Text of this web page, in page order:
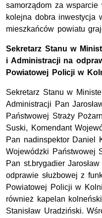
samorządom za
kolejna dobra inwestycja
mieszkańców powiatu
Sekretarz Stanu w
i Administracji na
Powiatowej Policji w
Sekretarz Stanu w
Administracji Pan
Państwowej Straży
Suski, Komendant
Pan nadinspektor Daniel
Wojewódzki Państwowej
Pan st.brygadier
odprawie służbowej z
Powiatowej Policji w
również kapelan
Stanisław Uradziński.